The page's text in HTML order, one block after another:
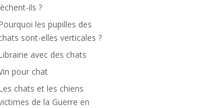
ils ?
les pupilles des
sont-elles verticales ?
avec des chats
pour chat
chats et les chiens
de la Guerre en